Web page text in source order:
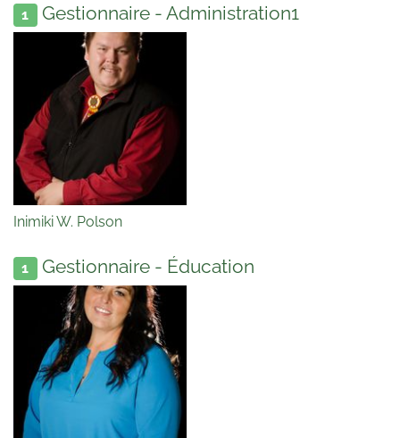
1 Gestionnaire - Administration1
Inimiki W. Polson
1 Gestionnaire - Éducation